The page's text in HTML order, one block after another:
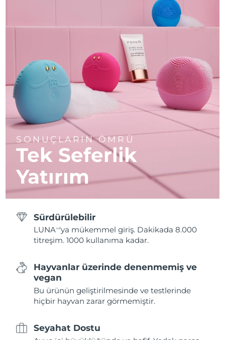
SONUÇLARIN ÖMRÜ
Tek Seferlik
Yatırım
Sürdürülebilir
LUNATM 'ya mükemmel giriş. Dakikada 8.000
titreşim. 1000 kullanıma kadar.
Hayvanlar üzerinde denenmemiş ve
vegan
Bu ürünün geliştirilmesinde ve testlerinde
hiçbir hayvan zarar görmemiştir.
Seyahat Dostu